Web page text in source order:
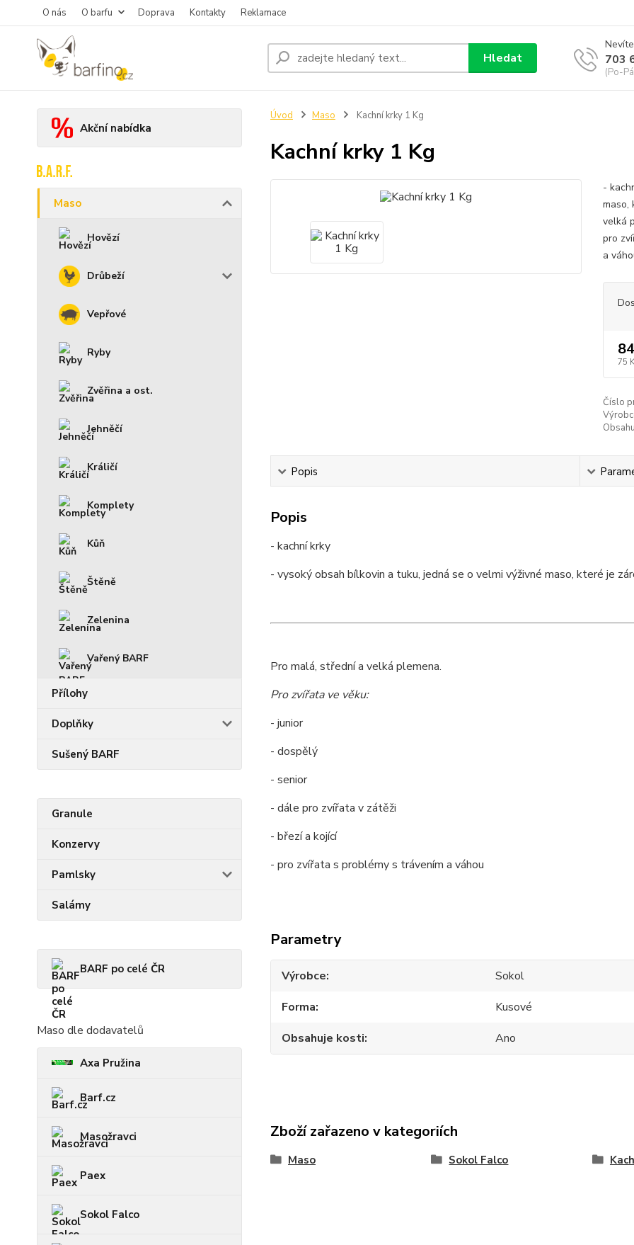
O nás O barfu Doprava Kontakty Reklamace
Hledat 703
(Po-
Akční nabídka
Maso
Hovězí
Drůbeží
Vepřové
Ryby
Zvěřina a ost.
Jehněčí
Králičí
Komplety
Kůň
Štěně
Zelenina
Vařený BARF
Přílohy
Doplňky
Sušený BARF
Granule
Konzervy
Pamlsky
Salámy
BARF po celé ČR
Maso dle dodavatelů
Axa Pružina
Barf.cz
Masožravci
Paex
Sokol Falco
Úvod Maso Kachní krky 1 Kg
Kachní krky 1 Kg
-
velká
pro
a
75
Číslo
Popis
Popis
- kachní krky
- vysoký obsah bílkovin a tuku, jedná se o velmi výživné maso, které je
Pro malá, střední a velká plemena.
Pro zvířata ve věku:
- junior
- dospělý
- senior
- dále pro zvířata v zátěži
- březí a kojící
- pro zvířata s problémy s trávením a váhou
Parametry
Výrobce
Sokol
Forma
Kusové
Obsahuje kosti
Ano
Zboží zařazeno v kategoriích
Maso Sokol Falco